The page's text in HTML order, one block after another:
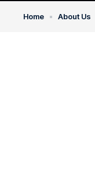
Home About Us